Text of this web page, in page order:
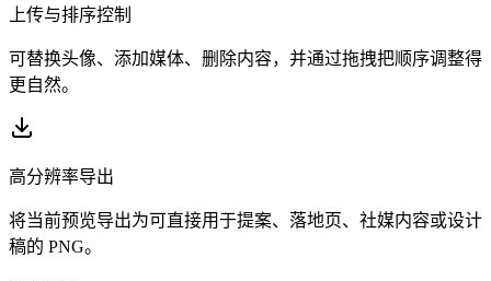
上传与排序控制
可替换头像、添加媒体、删除内容，并通过拖拽把顺序调整得
更自然。
高分辨率导出
将当前预览导出为可直接用于提案、落地页、社媒内容或设计
稿的 PNG。